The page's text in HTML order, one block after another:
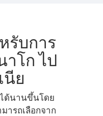
รับการ
โก ไป
นีย
ด้นานขึ้นโดย
ารถเลือกจาก